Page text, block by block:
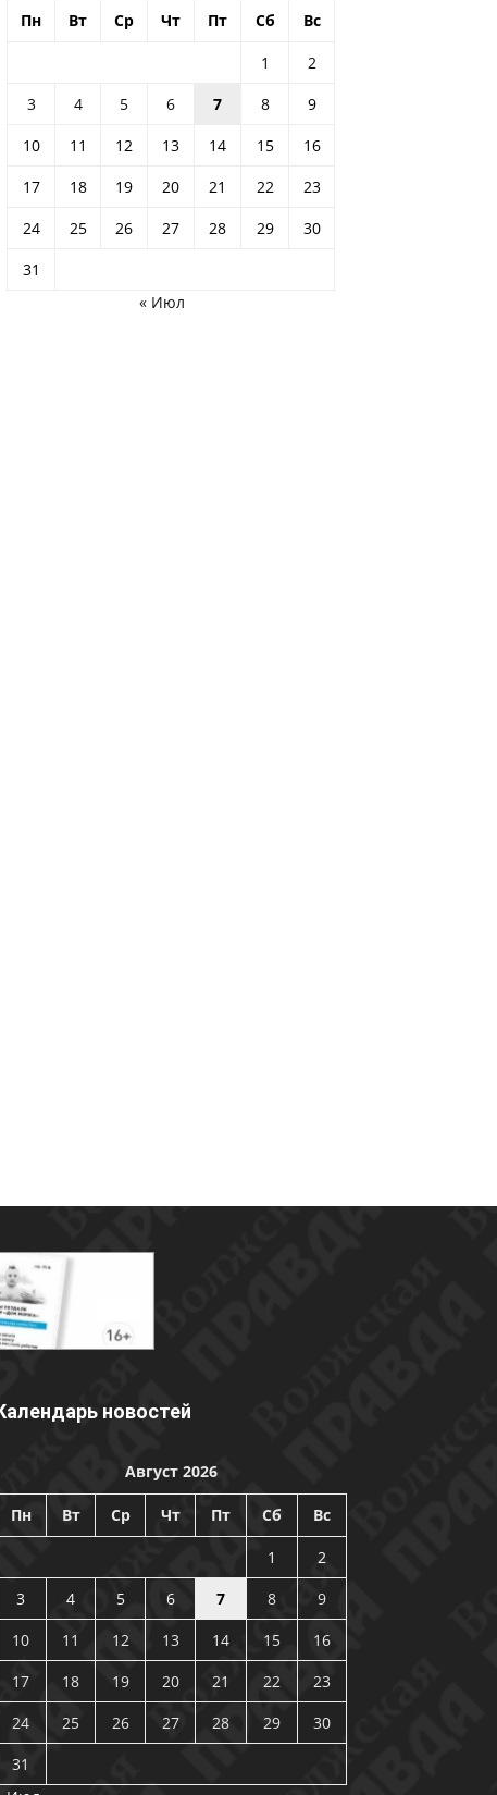
Пн Вт Ср Чт Пт Сб Вс
1
2
3
4 5 6 7 8
9
10
11 12 13 14 15
16
17
18 19 20 21 22
23
24
25 26 27 28 29
30
31
« Июл
новостей
Август 2026
Пн Вт Ср Чт Пт Сб Вс
1
2
3
4 5 6 7 8
9
10
11 12 13 14 15
16
17
18 19 20 21 22
23
24
25 26 27 28 29
30
31